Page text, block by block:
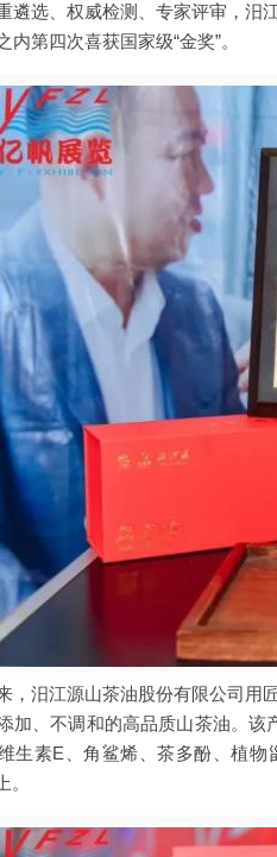
遴选、权威检测、专家评审，汨
内第四次喜获国家级“金奖”。
，汨江源山茶油股份有限公司用
加、不调和的高品质山茶油。
生素E、角鲨烯、茶多酚、植
。